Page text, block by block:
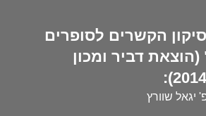
הקשרים לסופרים
דביר ומכון
יגאל שוורץ